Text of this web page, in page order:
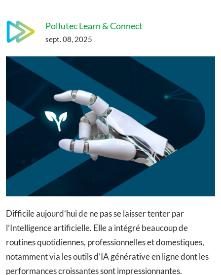
Pollutec Learn & Connect
sept. 08, 2025
Difficile aujourd’hui de ne pas se laisser tenter par
l’Intelligence artificielle. Elle a intégré beaucoup de
routines quotidiennes, professionnelles et domestiques,
notamment via les outils d’IA générative en ligne dont les
performances croissantes sont impressionnantes.